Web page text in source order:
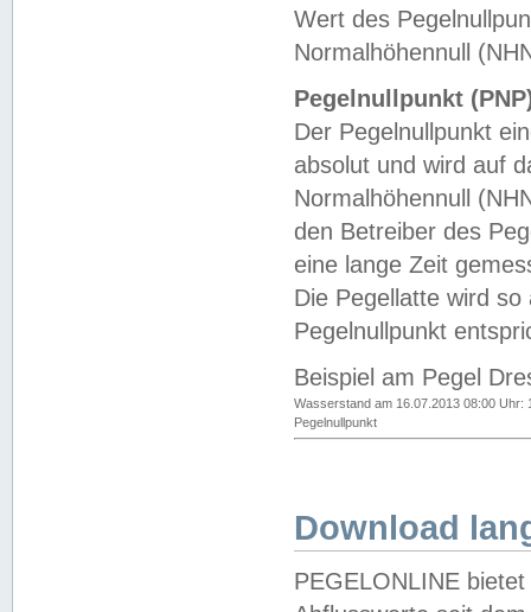
Wert des
Normalhöhennull
Pegelnullpunkt
Der Pegelnullpunkt
absolut und wird auf
Normalhöhennull
den Betreiber des
eine lange Zeit
Die Pegellatte wird
Pegelnullpunkt
Beispiel am Pegel
Wasserstand am 16.07.2013 08:00 Uhr:
Pegelnullpunkt
Download
PEGELONLINE